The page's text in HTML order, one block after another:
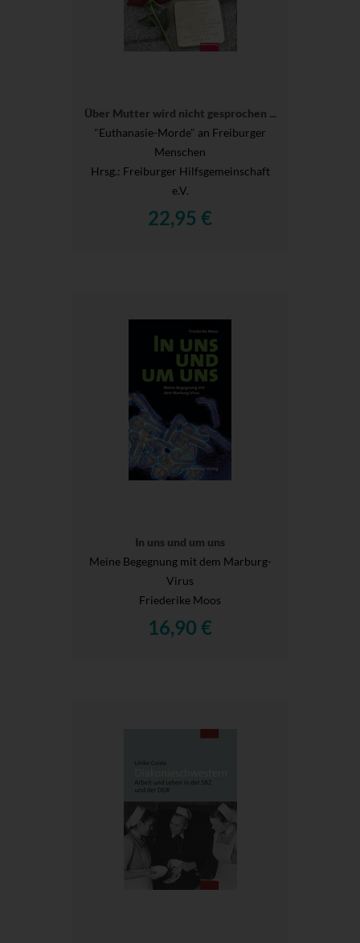
Über Mutter wird nicht gesprochen ...
"Euthanasie-Morde" an Freiburger
Menschen
Hrsg.: Freiburger Hilfsgemeinschaft
e.V.
22,95 €
In uns und um uns
Meine Begegnung mit dem Marburg-
Virus
Friederike Moos
16,90 €